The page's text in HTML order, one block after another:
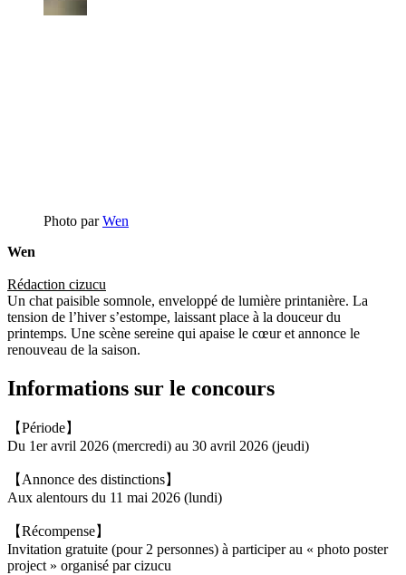
Photo parWen
Wen
Rédaction cizucu
Un chat paisible somnole, enveloppé de lumière printanière. La
tension de l’hiver s’estompe, laissant place à la douceur du
printemps. Une scène sereine qui apaise le cœur et annonce le
renouveau de la saison.
Informations sur le concours
【Période】
Du 1er avril 2026 (mercredi) au 30 avril 2026 (jeudi)
【Annonce des distinctions】
Aux alentours du 11 mai 2026 (lundi)
【Récompense】
Invitation gratuite (pour 2 personnes) à participer au « photo poster
project » organisé par cizucu